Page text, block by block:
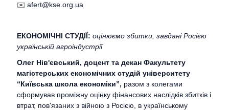
✉️ afert@kse.org.ua
ЕКОНОМІЧНІ СТУДІЇ: оцінюємо збитки, завдані Росією
українській агроіндустрії
Олег Нів'євський, доцент та декан Факультету
магістерських економічних студій університету
“Київська школа економіки”, разом з колегами
сформував проміжну оцінку фінансових наслідків збитків і
втрат, пов'язаних з війною з Росією, в українському